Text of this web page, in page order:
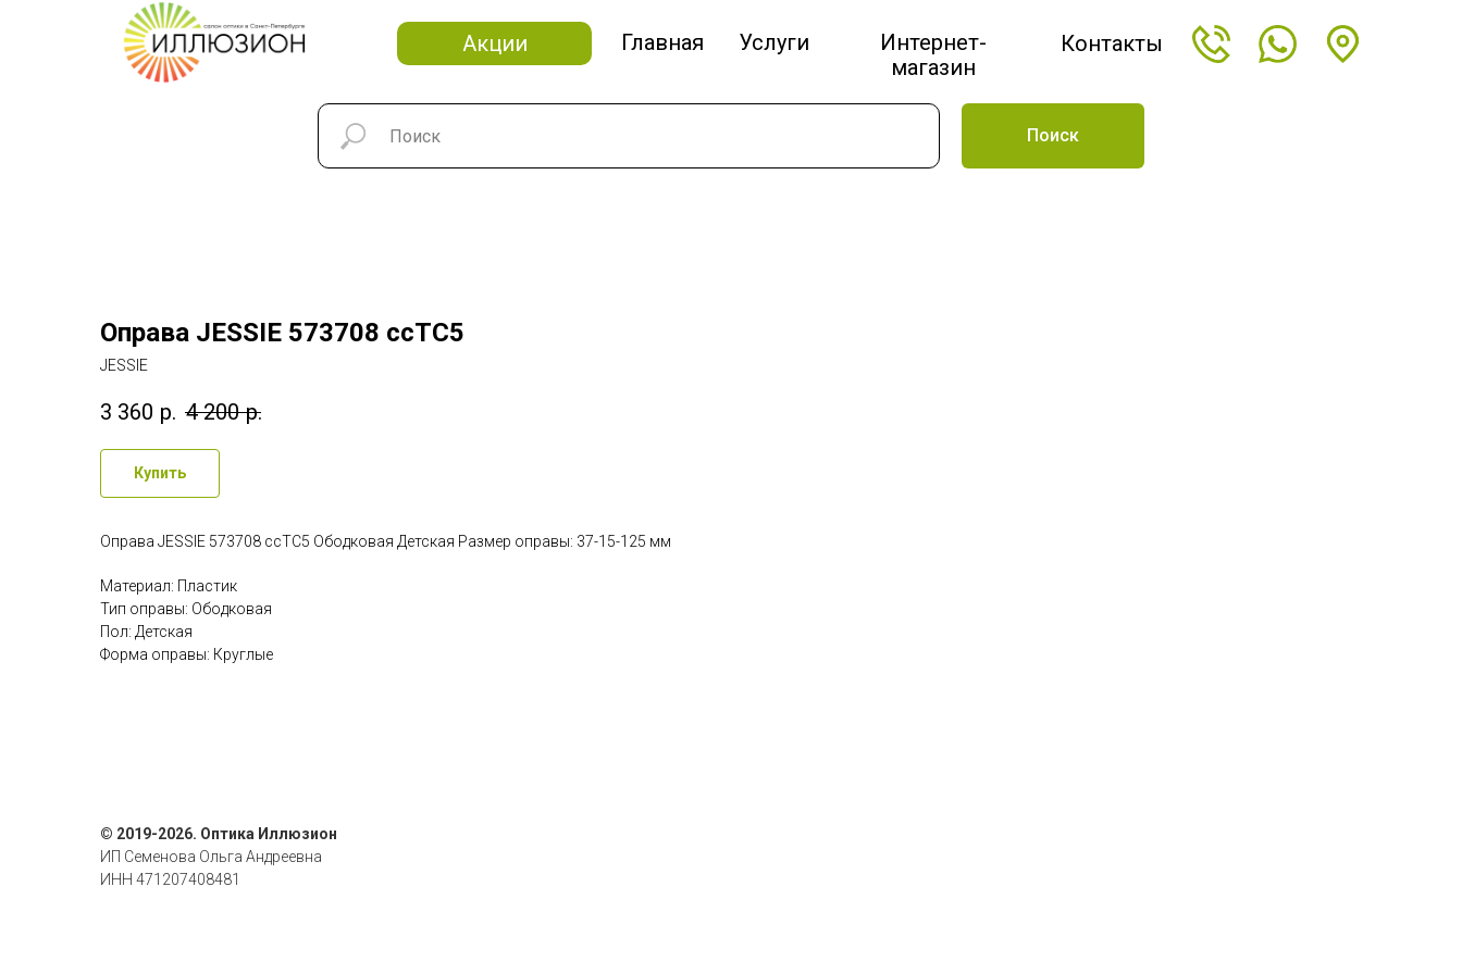
Главная Услуги
Интернет-
магазин
Контакты
Акции
Поиск
Оправа JESSIE 573708 ccTC5
JESSIE
3 360 р. 4 200 р.
Купить
Оправа JESSIE 573708 ccTC5 Ободковая Детская Размер оправы: 37-15-125 мм
Материал: Пластик
Тип оправы: Ободковая
Пол: Детская
Форма оправы: Круглые
© 2019-2026. Оптика Иллюзион
ИП Семенова Ольга Андреевна
ИНН 471207408481